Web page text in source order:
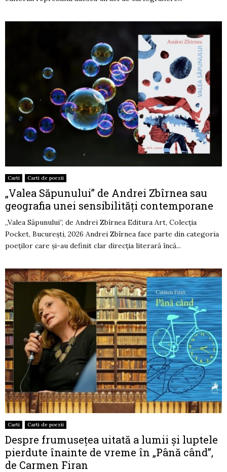
Carti Carti de poezii
„Valea Săpunului” de Andrei Zbîrnea sau
geografia unei sensibilități contemporane
„Valea Săpunului”, de Andrei Zbîrnea Editura Art, Colecția
Pocket, București, 2026 Andrei Zbîrnea face parte din categoria
poeților care și-au definit clar direcția literară încă...
Carti Carti de poezii
Despre frumusețea uitată a lumii și luptele
pierdute înainte de vreme în „Până când”,
de Carmen Firan